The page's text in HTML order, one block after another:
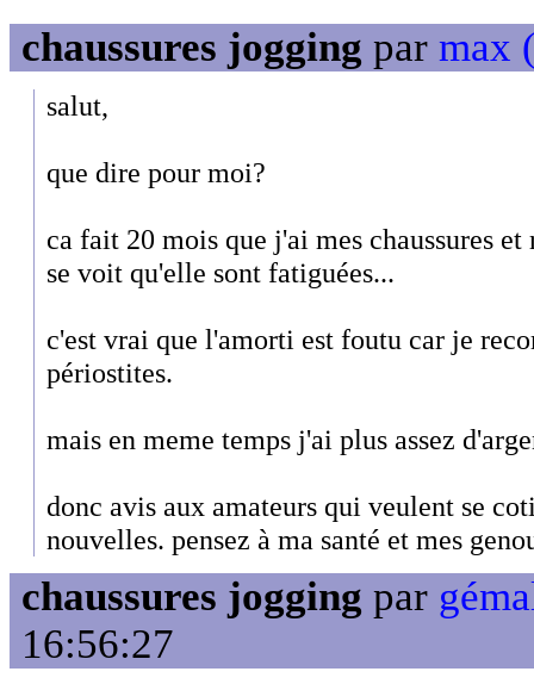
chaussures jogging par max
salut,
que dire pour moi?
ca fait 20 mois que j'ai mes chaussures
se voit qu'elle sont fatiguées...
c'est vrai que l'amorti est foutu car je
périostites.
mais en meme temps j'ai plus assez
donc avis aux amateurs qui veulent se
nouvelles. pensez à ma santé et mes
chaussures jogging par
16:56:27